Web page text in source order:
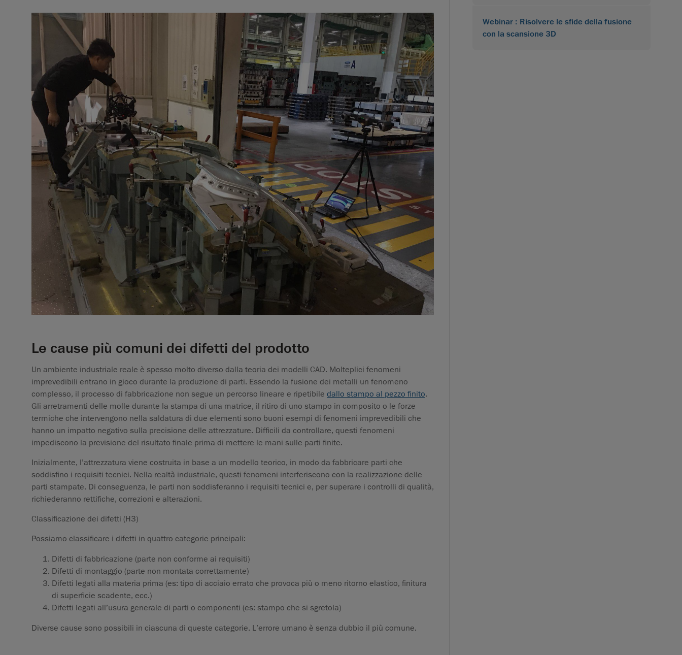
Le cause più comuni dei difetti del prodotto
Un ambiente industriale reale è spesso molto diverso dalla teoria dei modelli CAD. Molteplici fenomeni
imprevedibili entrano in gioco durante la produzione di parti. Essendo la fusione dei metalli un fenomeno
complesso, il processo di fabbricazione non segue un percorso lineare e ripetibile dallo stampo al pezzo finito.
Gli arretramenti delle molle durante la stampa di una matrice, il ritiro di uno stampo in composito o le forze
termiche che intervengono nella saldatura di due elementi sono buoni esempi di fenomeni imprevedibili che
hanno un impatto negativo sulla precisione delle attrezzature. Difficili da controllare, questi fenomeni
impediscono la previsione del risultato finale prima di mettere le mani sulle parti finite.
Inizialmente, l’attrezzatura viene costruita in base a un modello teorico, in modo da fabbricare parti che
soddisfino i requisiti tecnici. Nella realtà industriale, questi fenomeni interferiscono con la realizzazione delle
parti stampate. Di conseguenza, le parti non soddisferanno i requisiti tecnici e, per superare i controlli di qualità,
richiederanno rettifiche, correzioni e alterazioni.
Classificazione dei difetti (H3)
Possiamo classificare i difetti in quattro categorie principali:
Difetti di fabbricazione (parte non conforme ai requisiti)
Difetti di montaggio (parte non montata correttamente)
Difetti legati alla materia prima (es: tipo di acciaio errato che provoca più o meno ritorno elastico, finitura
di superficie scadente, ecc.)
Difetti legati all’usura generale di parti o componenti (es: stampo che si sgretola)
Diverse cause sono possibili in ciascuna di queste categorie. L’errore umano è senza dubbio il più comune.
Webinar : Risolvere le sfide della fusione
con la scansione 3D